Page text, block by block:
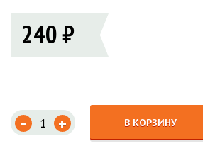
240 ₽
- + В КОРЗИНУ